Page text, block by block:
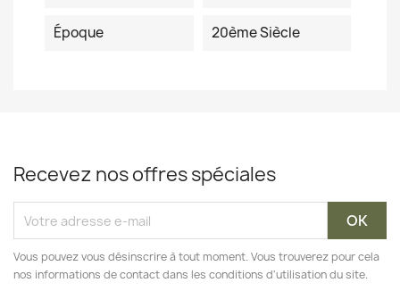
Époque 20ème Siècle
Recevez nos offres spéciales
Vous pouvez vous désinscrire à tout moment. Vous trouverez pour cela
nos informations de contact dans les conditions d'utilisation du site.